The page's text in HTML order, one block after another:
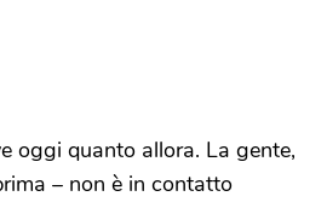
oggi quanto allora. La gente,
– non è in contatto